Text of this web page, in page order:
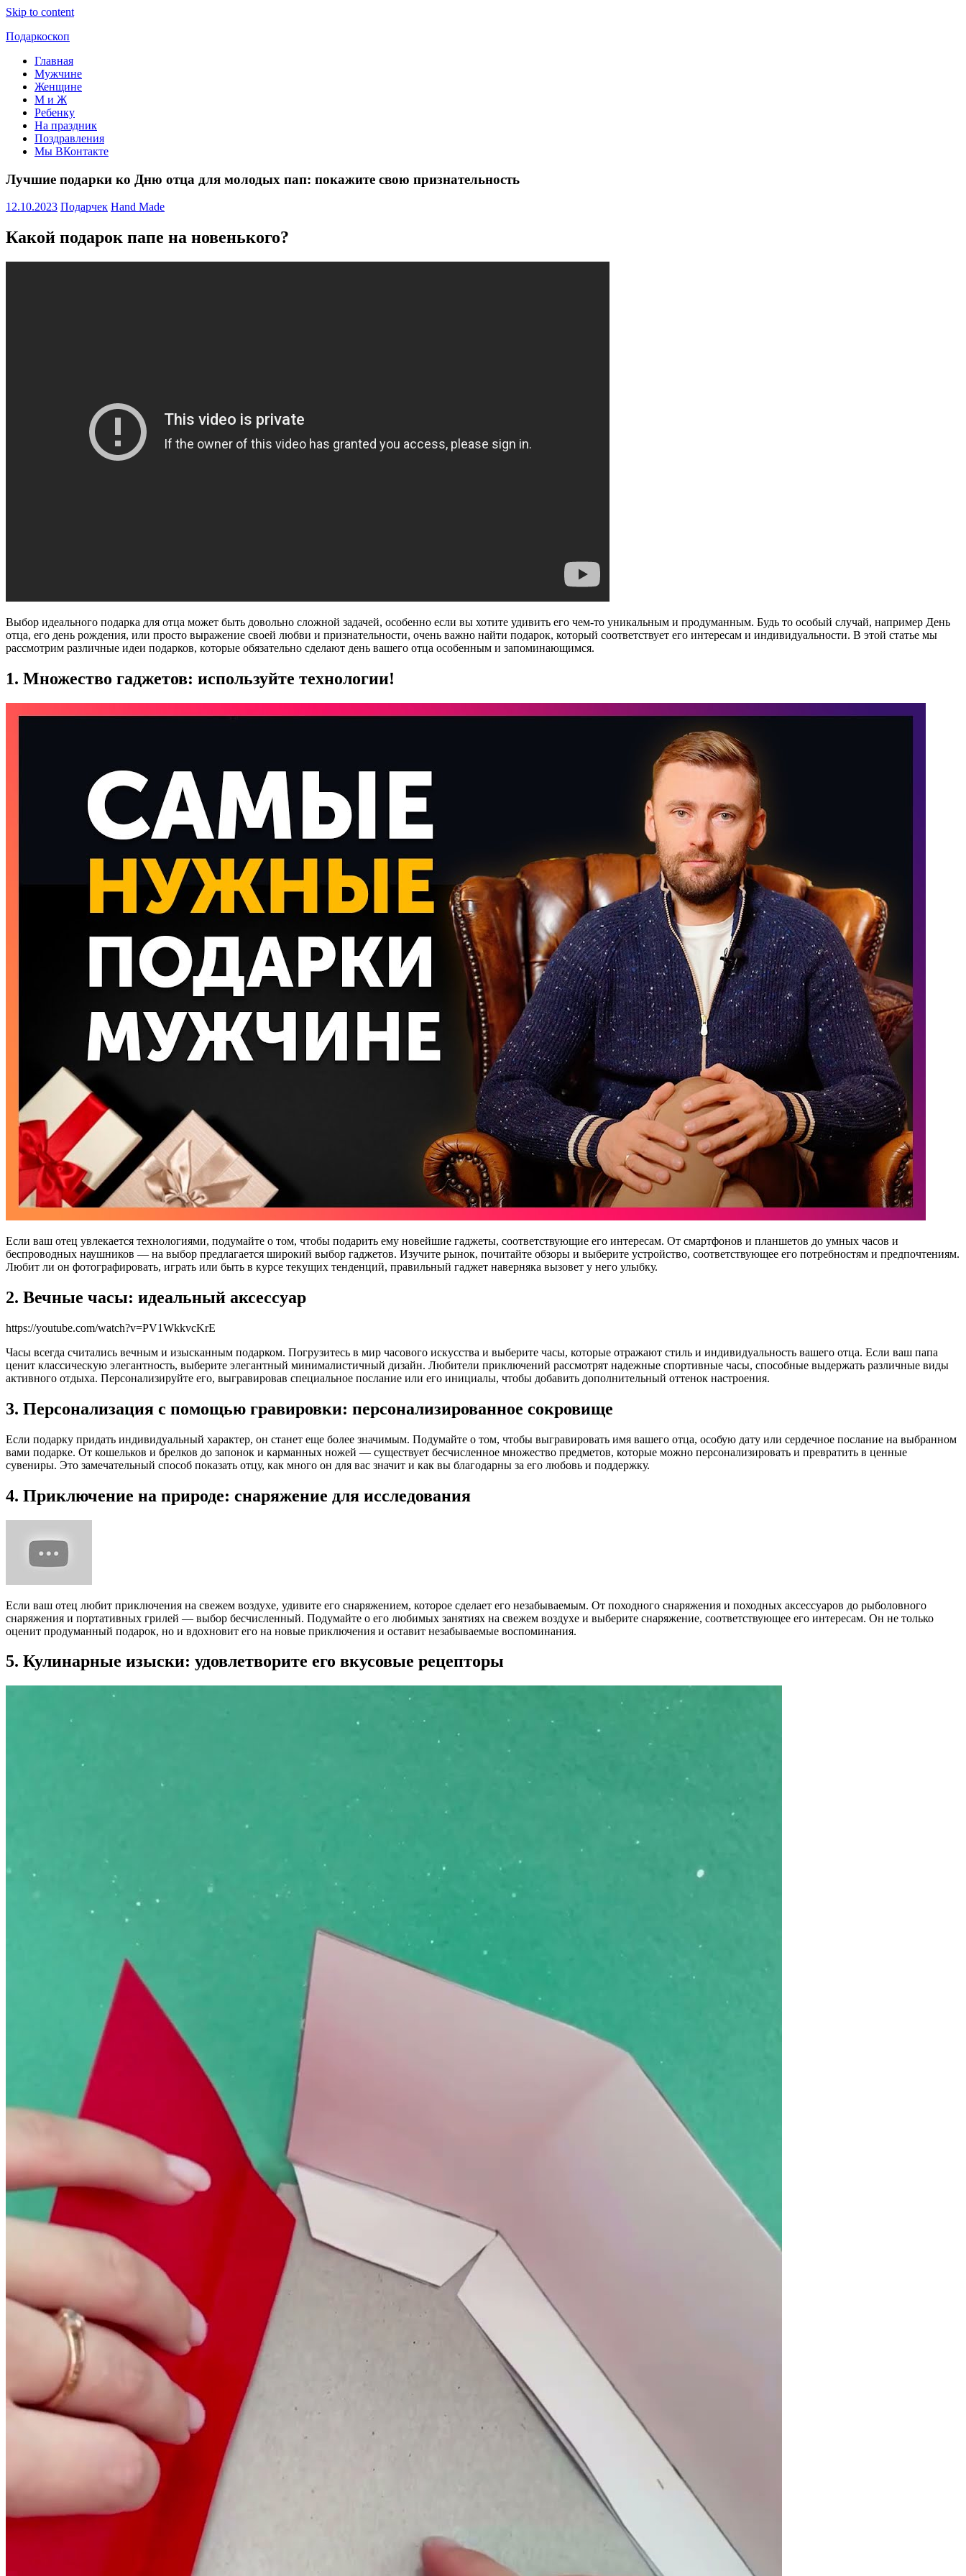
Skip to content
Подаркоскоп
Поможем
выбрать
подарить
Главная
Мужчине
Женщине
М и Ж
Ребенку
На праздник
Поздравления
Мы ВКонтакте
Лучшие подарки ко Дню отца для молодых пап: покажите свою признательность
12.10.2023 Подарчек Hand Made
Какой подарок папе на новенького?
Выбор идеального подарка для отца может быть довольно сложной задачей, особенно если вы хотите удивить его чем-то уникальным и продуманным. Будь то особый случай, например День
отца, его день рождения, или просто выражение своей любви и признательности, очень важно найти подарок, который соответствует его интересам и индивидуальности. В этой статье мы
рассмотрим различные идеи подарков, которые обязательно сделают день вашего отца особенным и запоминающимся.
1. Множество гаджетов: используйте технологии!
Если ваш отец увлекается технологиями, подумайте о том, чтобы подарить ему новейшие гаджеты, соответствующие его интересам. От смартфонов и планшетов до умных часов и
беспроводных наушников — на выбор предлагается широкий выбор гаджетов. Изучите рынок, почитайте обзоры и выберите устройство, соответствующее его потребностям и предпочтениям.
Любит ли он фотографировать, играть или быть в курсе текущих тенденций, правильный гаджет наверняка вызовет у него улыбку.
2. Вечные часы: идеальный аксессуар
https://youtube.com/watch?v=PV1WkkvcKrE
Часы всегда считались вечным и изысканным подарком. Погрузитесь в мир часового искусства и выберите часы, которые отражают стиль и индивидуальность вашего отца. Если ваш папа
ценит классическую элегантность, выберите элегантный минималистичный дизайн. Любители приключений рассмотрят надежные спортивные часы, способные выдержать различные виды
активного отдыха. Персонализируйте его, выгравировав специальное послание или его инициалы, чтобы добавить дополнительный оттенок настроения.
3. Персонализация с помощью гравировки: персонализированное сокровище
Если подарку придать индивидуальный характер, он станет еще более значимым. Подумайте о том, чтобы выгравировать имя вашего отца, особую дату или сердечное послание на выбранном
вами подарке. От кошельков и брелков до запонок и карманных ножей — существует бесчисленное множество предметов, которые можно персонализировать и превратить в ценные
сувениры. Это замечательный способ показать отцу, как много он для вас значит и как вы благодарны за его любовь и поддержку.
4. Приключение на природе: снаряжение для исследования
Если ваш отец любит приключения на свежем воздухе, удивите его снаряжением, которое сделает его незабываемым. От походного снаряжения и походных аксессуаров до рыболовного
снаряжения и портативных грилей — выбор бесчисленный. Подумайте о его любимых занятиях на свежем воздухе и выберите снаряжение, соответствующее его интересам. Он не только
оценит продуманный подарок, но и вдохновит его на новые приключения и оставит незабываемые воспоминания.
5. Кулинарные изыски: удовлетворите его вкусовые рецепторы